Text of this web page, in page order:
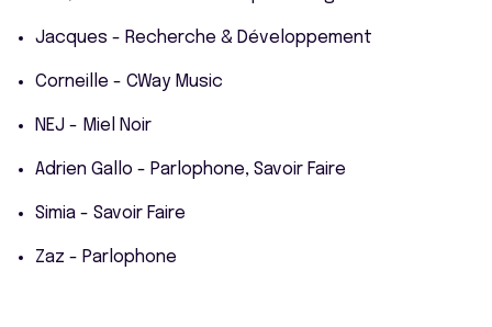
Jacques - Recherche & Développement
Corneille - CWay Music
NEJ - Miel Noir
Adrien Gallo - Parlophone, Savoir Faire
Simia - Savoir Faire
Zaz - Parlophone